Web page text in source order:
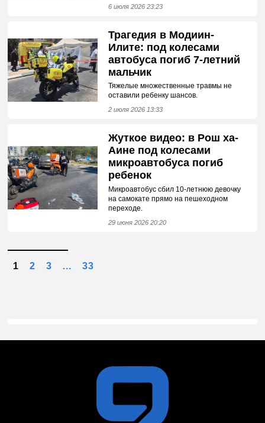
6 июля 2026 23:23
Трагедия в Модиин-
Илите: под колесами
автобуса погиб 7-летний
мальчик
Тяжелые множественные травмы не
оставили ребенку шансов.
2 июля 2026 13:33
Жуткое видео: в Рош ха-
Аине под колесами
микроавтобуса погиб
ребенок
Микроавтобус сбил 10-летнюю девочку
на самокате прямо на пешеходном
переходе.
29 июня 2026 20:20
1 2 3 ... 33